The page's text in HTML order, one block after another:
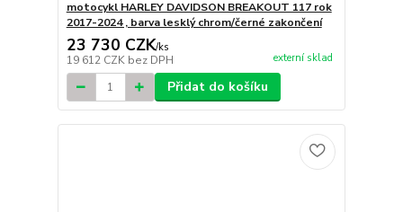
motocykl HARLEY DAVIDSON BREAKOUT 117 rok
2017-2024 , barva lesklý chrom/černé zakončení
23 730 CZK/ks
19 612 CZK bez DPH externí sklad
Přidat do košíku